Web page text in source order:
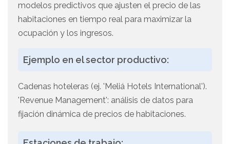
modelos predictivos que ajusten el precio de las
habitaciones en tiempo real para maximizar la
ocupación y los ingresos.
Ejemplo en el sector productivo:
Cadenas hoteleras (ej. 'Meliá Hotels International').
'Revenue Management': análisis de datos para
fijación dinámica de precios de habitaciones.